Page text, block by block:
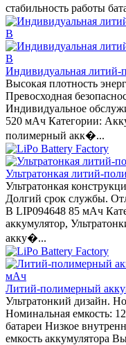
стабильность работы
Индивидуальная литий-
Высокая плотность
Превосходная
Индивидуальное
520 мАч Категории:
полимерный акк�...
Ультратонкая литий-
Ультратонкая
Долгий срок службы.
В LIP094648 85 мАч
аккумулятор,
акку�...
Литий-полимерный
Ультратонкий дизайн.
Номинальная емкость:
батареи Низкое
емкость аккумулятора